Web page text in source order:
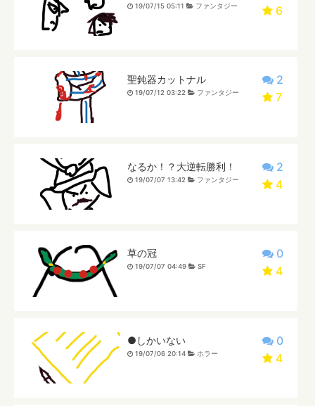
6
19/07/15 05:11 ファンタジー
2
7
聖鈍器カットナル
19/07/12 03:22 ファンタジー
2
4
なるか！？大逆転勝利！
19/07/07 13:42 ファンタジー
0
4
草の冠
19/07/07 04:49 SF
0
4
●しかいない
19/07/06 20:14 ホラー